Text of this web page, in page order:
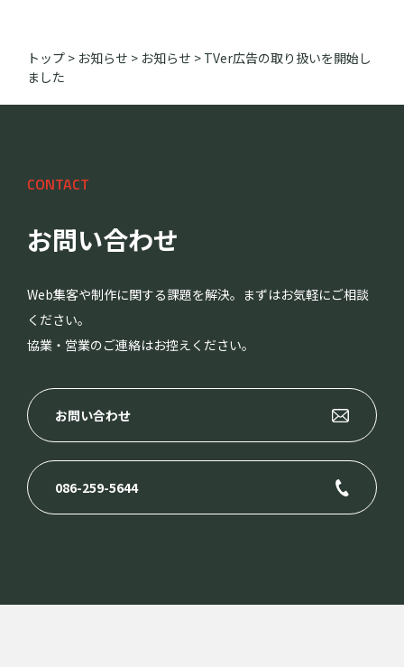
トップ > お知らせ > お知らせ > TVer広告の取り扱いを開始し
ました
CONTACT
お問い合わせ
Web集客や制作に関する課題を解決。まずはお気軽にご相談
ください。
協業・営業のご連絡はお控えください。
お問い合わせ
086-259-5644